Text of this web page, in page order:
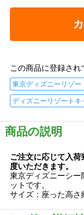
この商品に登録され
東京ディズニーリゾー
ディズニーリゾートキ
商品の説明
ご注文に応じて入
度いただきます。
東京ディズニーシー
ットです。
サイズ：座った高さ